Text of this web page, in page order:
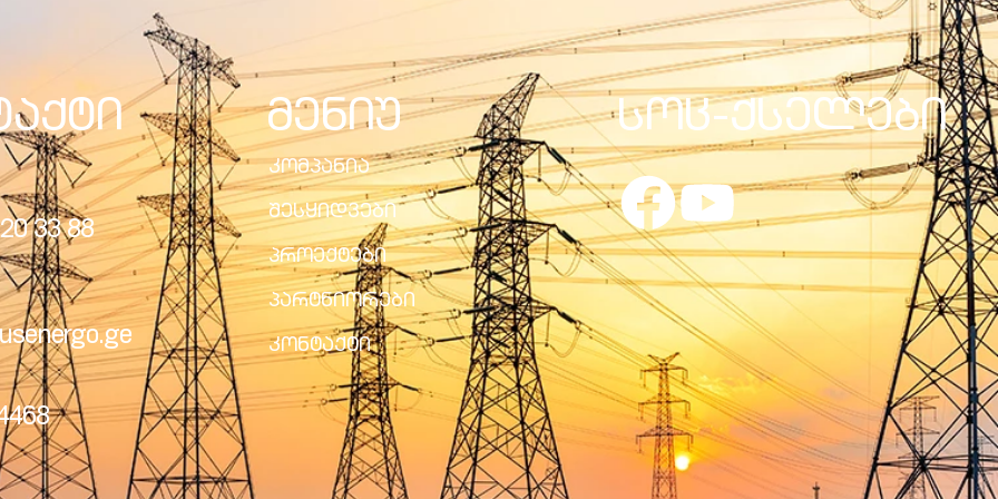
33 88
მენიუ
კომპანია
შესყიდვები
პროექტები
პარტნიორები
კონტაქტი
სოც-ქსელები